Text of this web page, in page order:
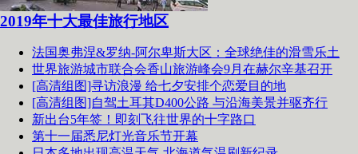
2019年十大最佳旅行地区
法国奥弗涅&罗纳-阿尔卑斯大区：全球绝佳的滑雪乐土
世界旅游城市联合会香山旅游峰会9月在赫尔辛基召开
[高清组图]寻访浪漫 给七夕安排个恋爱目的地
[高清组图]自驾土耳其D400公路 与沿海美景并驱齐行
新出台5年签！即刻飞往世界的十字路口
第十一届悉尼灯光音乐节开幕